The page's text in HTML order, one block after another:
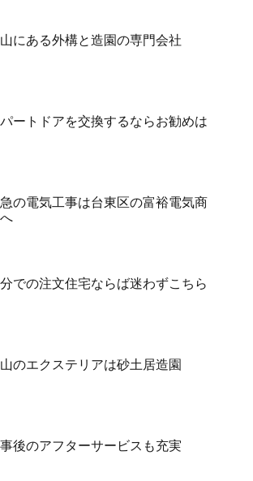
にある外構と造園の専門会社
ートドアを交換するならお勧めは
の電気工事は台東区の富裕電気商
での注文住宅ならば迷わずこちら
のエクステリアは砂土居造園
後のアフターサービスも充実